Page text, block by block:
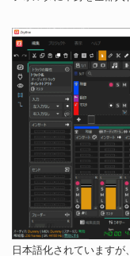
日本語化されていますが